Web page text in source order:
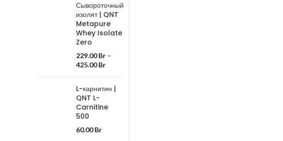
Сывороточный
изолят | QNT
Metapure
Whey Isolate
Zero
229.00Br –
425.00Br
L-карнитин |
QNT L-
Carnitine
500
60.00Br